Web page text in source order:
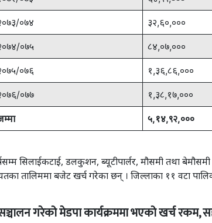
०७४ ३२,६०,०००
०७५ ८४,०७,०००
०७६ १,३६,८६,०००
०७७ १,३८,१७,०००
५,१४,९२,०००
सिलाईकटाई, डलकुशन, ब्यूटीपार्लर, मौसमी तथा
तालिममा बजेट खर्च गरेका छन् । जिल्लाका ११ वटा
गरेको मेडपा कार्यक्रममा भएको खर्च रकम,